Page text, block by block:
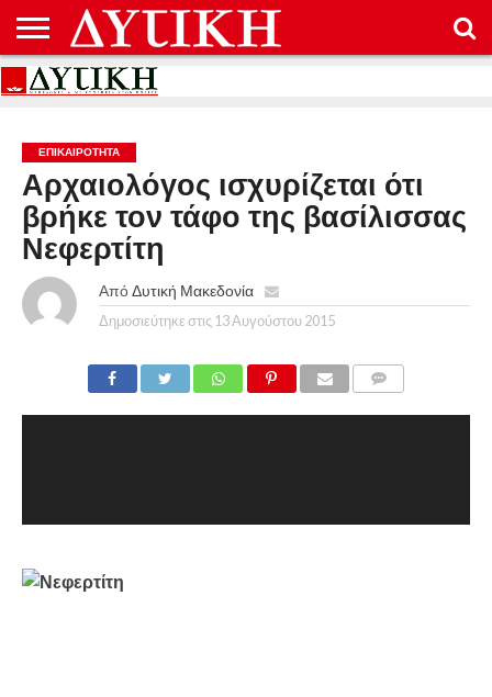
ΑΡΧΙΚΉ
ΕΠΙΚΟΙΝΩΝΊΑ
ΌΡΟΙ
ΠΡΟΣΤΑΣΊΑ
ΕΠΙΚΑΙΡΟΤΗΤΑ
Αρχαιολόγος ισχυρίζεται ότι
βρήκε τον τάφο της βασίλισσας
Νεφερτίτη
Από Δυτική Μακεδονία
Δημοσιεύτηκε στις 13 Αυγούστου 2015